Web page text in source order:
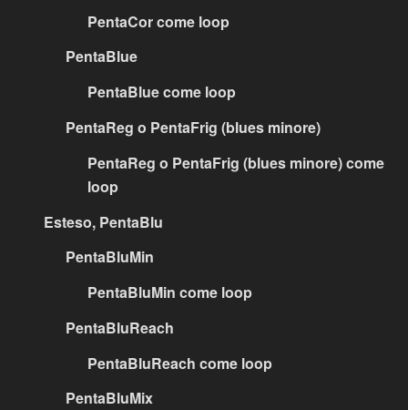
PentaCor come loop
PentaBlue
PentaBlue come loop
PentaReg o PentaFrig (blues minore)
PentaReg o PentaFrig (blues minore) come
loop
Esteso, PentaBlu
PentaBluMin
PentaBluMin come loop
PentaBluReach
PentaBluReach come loop
PentaBluMix